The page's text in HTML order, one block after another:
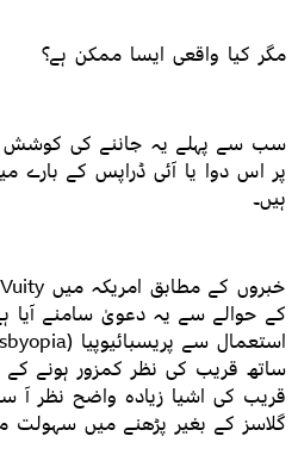
مگر کیا واقعی ایسا ممکن ہے؟
سب سے پہلے یہ جاننے کی کوشش
پر اس دوا یا آئی ڈراپس کے بارے
ہیں۔
کے حوالے سے یہ دعویٰ سامنے آیا
ساتھ قریب کی نظر کمزور ہونے کے
قریب کی اشیا زیادہ واضح نظر آ
گلاسز کے بغیر پڑھنے میں سہولت